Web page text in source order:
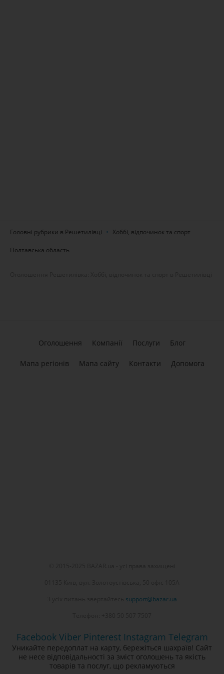
Головні рубрики в Решетилівці Хоббі, відпочинок та спорт
Полтавська область
support@bazar.ua
Оголошення Компанії Послуги Блог
Мапа регіонів Мапа сайту Контакти Допомога
Facebook Viber Pinterest Instagram Telegram
Уникайте передоплат на карту, бережіться шахраїв! Сайт
не несе відповідальності за зміст оголошень та якість
товарів та послуг, що рекламуються